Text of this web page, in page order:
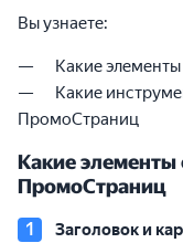
Вы узнаете:
Какие
Какие
ПромоСтраниц
Какие элементы
ПромоСтраниц
Заголовок и